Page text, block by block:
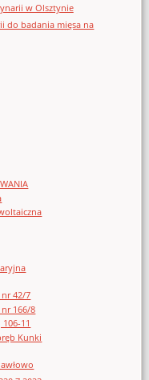
w Olsztynie
do badania mięsa na
42/7
166/8
11
Kunki